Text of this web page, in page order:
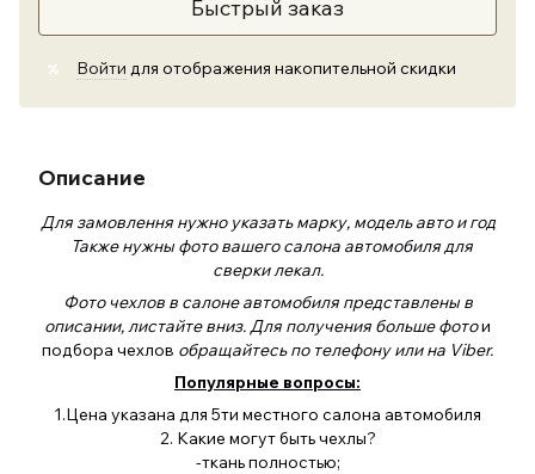
Быстрый заказ
% Войти для отображения накопительной скидки
Описание
Для замовлення нужно указать марку, модель авто и год
Также нужны фото вашего салона автомобиля для
сверки лекал.
Фото чехлов в салоне автомобиля представлены в
описании, листайте вниз. Для получения больше фотои
подбора чехлов обращайтесь по телефону или на Viber.
Популярные вопросы:
1.Цена указана для 5ти местного салона автомобиля
2. Какие могут быть чехлы?
-ткань полностью;